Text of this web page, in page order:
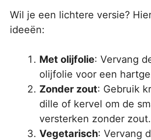
Wil je een lichtere versie?
ideeën:
Met olijfolie: Vervang
olijfolie voor een
Zonder zout: Gebruik
dille of kervel om de
versterken zonder zout.
Vegetarisch: Vervang